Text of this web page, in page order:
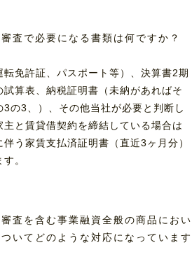
査で必要になる書類は何ですか？
免許証、パスポート等）、決算書2期
算表、納税証明書（未納があればそ
の3、）、その他当社が必要と判断し
と賃貸借契約を締結している場合は
う家賃支払済証明書（直近3ヶ月分）
。
査を含む事業融資全般の商品におい
いてどのような対応になっています